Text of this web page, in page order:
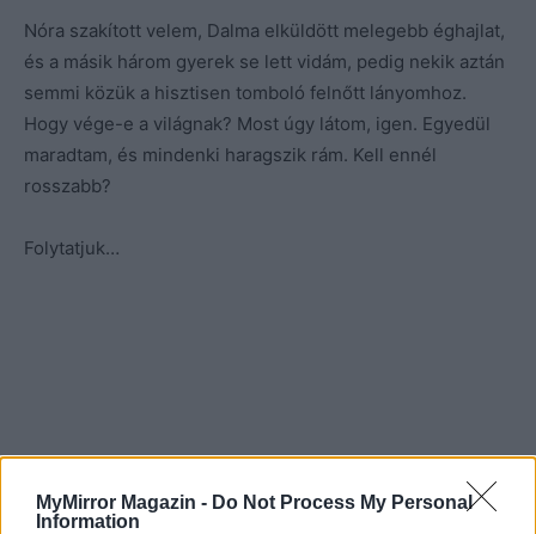
MyMirror Magazin - Do Not Process My Personal
Information
Nóra szakított velem, Dalma elküldött melegebb éghajlat,
és a másik három gyerek se lett vidám, pedig nekik aztán
semmi közük a hisztisen tomboló felnőtt lányomhoz.
Hogy vége-e a világnak? Most úgy látom, igen. Egyedül
maradtam, és mindenki haragszik rám. Kell ennél
rosszabb?
Folytatjuk…